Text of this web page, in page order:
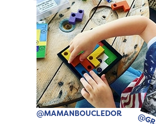
@MAMANBOUCLEDOR